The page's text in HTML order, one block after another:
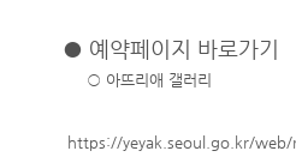
● 예약페이지 바로가기
○ 아뜨리애 갤러리
https://yeyak.seoul.go.kr/web/